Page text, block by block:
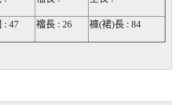
: 47 襠長 : 26 褲(裙)長 : 84